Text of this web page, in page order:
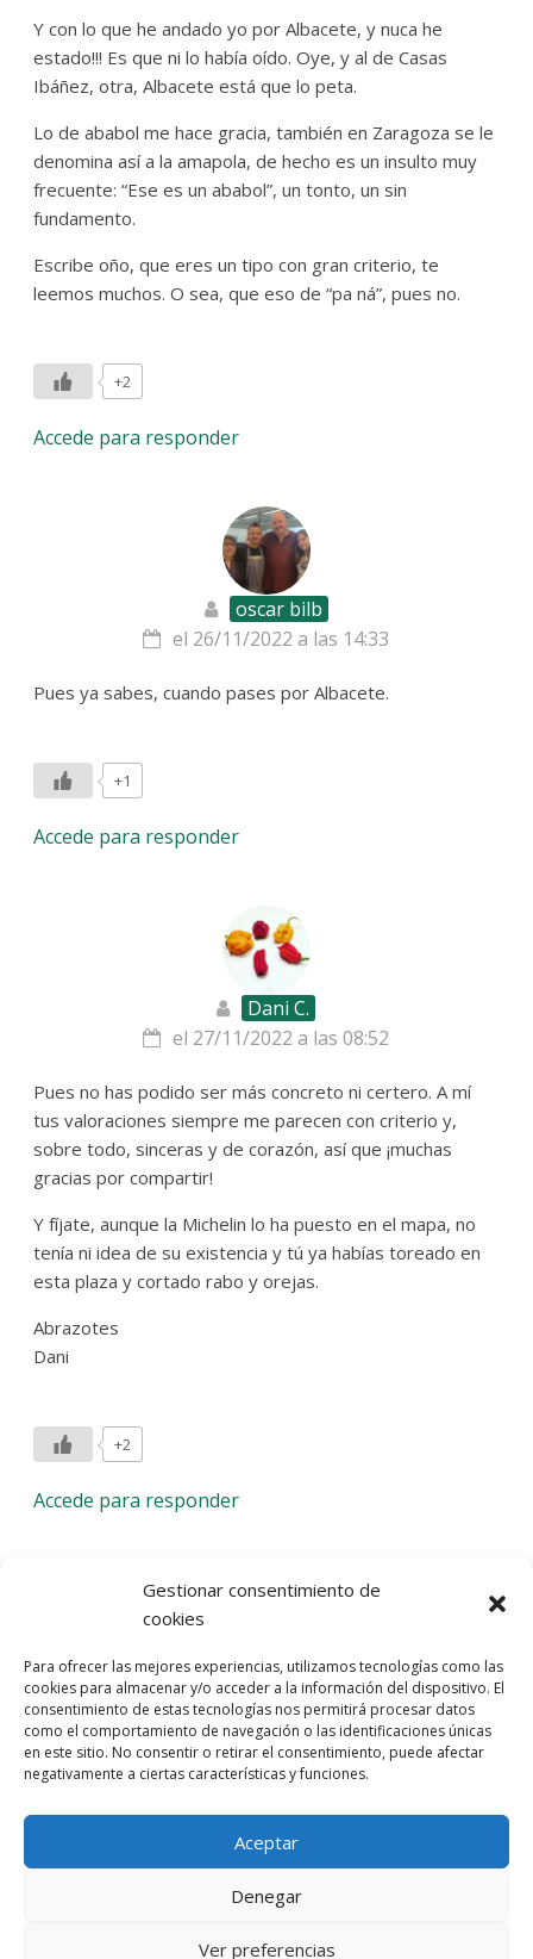
Gestionar consentimiento de
cookies
Para ofrecer las mejores experiencias, utilizamos tecnologías como las
cookies para almacenar y/o acceder a la información del dispositivo. El
consentimiento de estas tecnologías nos permitirá procesar datos
como el comportamiento de navegación o las identificaciones únicas
en este sitio. No consentir o retirar el consentimiento, puede afectar
negativamente a ciertas características y funciones.
Aceptar
Denegar
Ver preferencias
Y con lo que he andado yo por Albacete, y nuca he
estado!!! Es que ni lo había oído. Oye, y al de Casas
Ibáñez, otra, Albacete está que lo peta.
Lo de ababol me hace gracia, también en Zaragoza se le
denomina así a la amapola, de hecho es un insulto muy
frecuente: “Ese es un ababol”, un tonto, un sin
fundamento.
Escribe oño, que eres un tipo con gran criterio, te
leemos muchos. O sea, que eso de “pa ná”, pues no.
+2
Accede para responder
oscar bilb
el 26/11/2022 a las 14:33
Pues ya sabes, cuando pases por Albacete.
+1
Accede para responder
Dani C.
el 27/11/2022 a las 08:52
Pues no has podido ser más concreto ni certero. A mí
tus valoraciones siempre me parecen con criterio y,
sobre todo, sinceras y de corazón, así que ¡muchas
gracias por compartir!
Y fíjate, aunque la Michelin lo ha puesto en el mapa, no
tenía ni idea de su existencia y tú ya habías toreado en
esta plaza y cortado rabo y orejas.
Abrazotes
Dani
+2
Accede para responder
Deja una respuesta
comentario.
Entra con tu red social
He leído y acepto laPolítica de Privacidad